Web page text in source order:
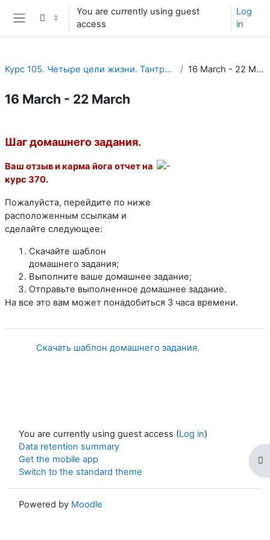
Skip to main content
You are currently using guest
access
Log
in
Курс 105. Четыре цели жизни. Тантра йога. 16 March - 22 March
16 March - 22 March
Шаг домашнего задания.
Ваш отзыв и карма йога отчет на
курс 370.
Пожалуйста, перейдите по ниже
расположенным ссылкам и
сделайте следующее:
Скачайте шаблон
домашнего задания;
Выполните ваше домашнее задание;
Отправьте выполненное домашнее задание.
На все это вам может понадобиться 3 часа времени.
Скачать шаблон домашнего задания.
You are currently using guest access (Log in)
Data retention summary
Get the mobile app
Switch to the standard theme
Powered by Moodle